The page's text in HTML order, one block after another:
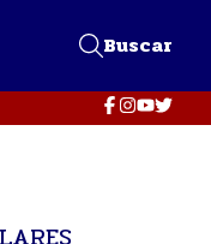
Buscar